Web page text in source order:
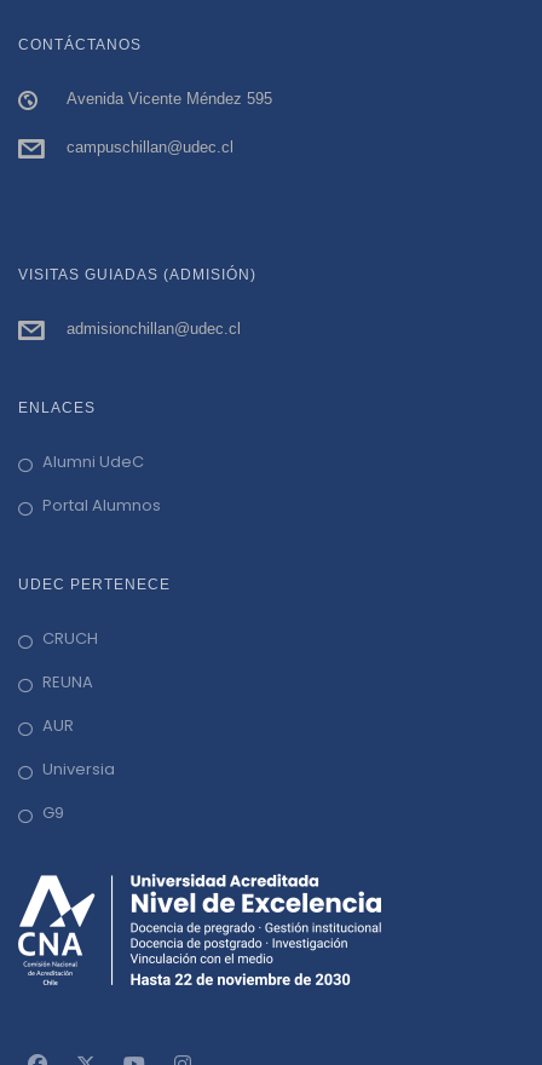
CONTÁCTANOS
Avenida Vicente Méndez 595
campuschillan@udec.cl
VISITAS GUIADAS (ADMISIÓN)
admisionchillan@udec.cl
ENLACES
Alumni UdeC
Portal Alumnos
UDEC PERTENECE
CRUCH
REUNA
AUR
Universia
G9